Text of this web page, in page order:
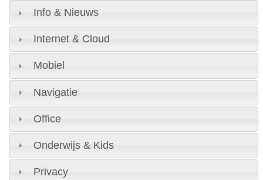
Info & Nieuws
Internet & Cloud
Mobiel
Navigatie
Office
Onderwijs & Kids
Privacy